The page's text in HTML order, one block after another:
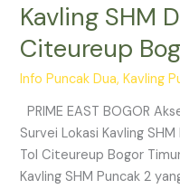
Kavling SHM
Citeureup
Info Puncak Dua,Kavling
PRIME EAST BOGOR
Survei Lokasi Kavling
Tol Citeureup Bogor
Kavling SHM Puncak 2